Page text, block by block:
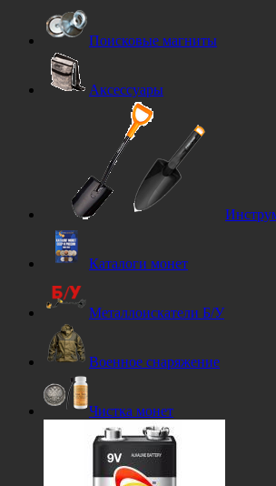
Поисковые магниты
Аксессуары
Каталоги монет
Металлоискатели Б/У
Военное снаряжение
Чистка монет